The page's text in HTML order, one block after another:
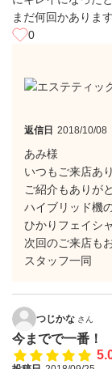
まだ何回かありま
0
返信日 2018/10/08
あみ様
いつもご来店あ
ご紹介もありが
ハイブリッド機
ひかりフェイシ
次回のご来店も
スタッフ一同
つじかな さん
今までで一番！